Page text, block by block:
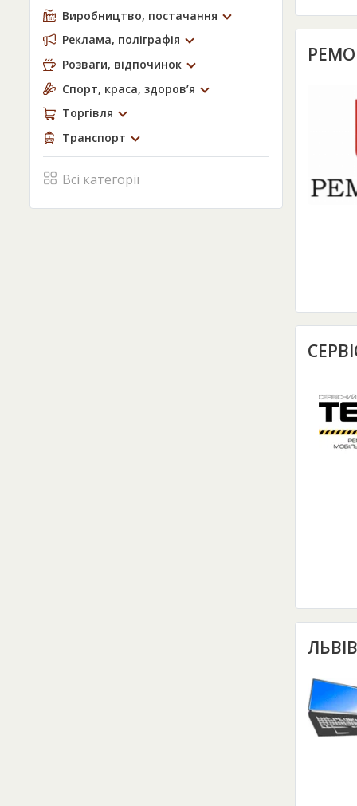
Виробництво, постачання
Реклама, поліграфія
Розваги, відпочинок
Спорт, краса, здоров’я
Торгівля
Транспорт
Всі категорії